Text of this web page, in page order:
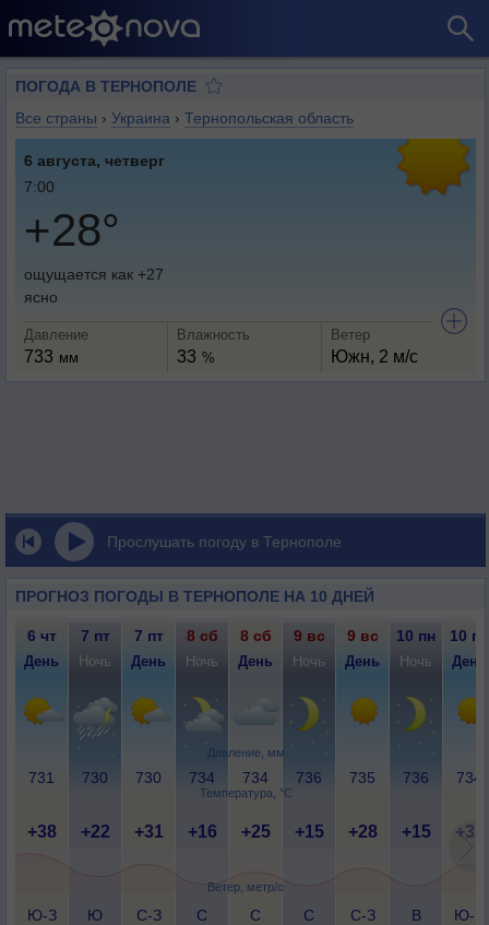
ПОГОДА В ТЕРНОПОЛЕ
Все страны › Украина › Тернопольская область
6 августа, четверг
7:00
+28°
ощущается как +27
ясно
Давление
733 мм
Влажность
33 %
Ветер
Южн, 2 м/с
Прослушать погоду в Тернополе
ПРОГНОЗ ПОГОДЫ В ТЕРНОПОЛЕ НА 10 ДНЕЙ
Давление, мм
Температура, °C
Ветер, метр/с
6 чт 7 пт 7 пт 8 сб 8 сб 9 вс 9 вс 10 пн 10 пн
День Ночь День Ночь День Ночь День Ночь День
731 730 730 734 734 736 735 736 734
+38 +22 +31 +16 +25 +15 +28 +15 +31
Ю-З
Ю
С-З
С
С
С
С-З
В
Ю-В